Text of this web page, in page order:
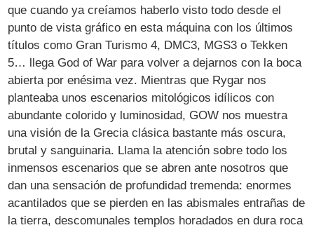
que cuando ya creíamos haberlo visto todo desde el
punto de vista gráfico en esta máquina con los últimos
títulos como Gran Turismo 4, DMC3, MGS3 o Tekken
5… llega God of War para volver a dejarnos con la boca
abierta por enésima vez. Mientras que Rygar nos
planteaba unos escenarios mitológicos idílicos con
abundante colorido y luminosidad, GOW nos muestra
una visión de la Grecia clásica bastante más oscura,
brutal y sanguinaria. Llama la atención sobre todo los
inmensos escenarios que se abren ante nosotros que
dan una sensación de profundidad tremenda: enormes
acantilados que se pierden en las abismales entrañas de
la tierra, descomunales templos horadados en dura roca